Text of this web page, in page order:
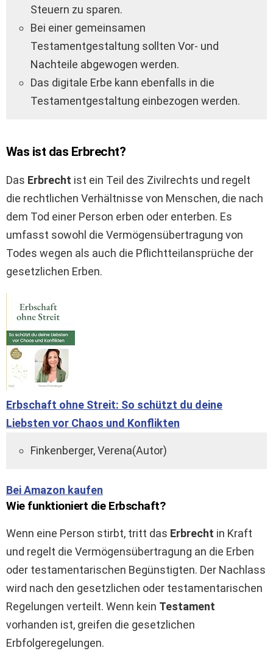
Steuern zu sparen.
Bei einer gemeinsamen
Testamentgestaltung sollten Vor- und
Nachteile abgewogen werden.
Das digitale Erbe kann ebenfalls in die
Testamentgestaltung einbezogen werden.
Was ist das Erbrecht?
Das Erbrecht ist ein Teil des Zivilrechts und regelt
die rechtlichen Verhältnisse von Menschen, die nach
dem Tod einer Person erben oder enterben. Es
umfasst sowohl die Vermögensübertragung von
Todes wegen als auch die Pflichtteilansprüche der
gesetzlichen Erben.
Erbschaft ohne Streit: So schützt du deine
Liebsten vor Chaos und Konflikten
Finkenberger, Verena(Autor)
Bei Amazon kaufen
Wie funktioniert die Erbschaft?
Wenn eine Person stirbt, tritt das Erbrecht in Kraft
und regelt die Vermögensübertragung an die Erben
oder testamentarischen Begünstigten. Der Nachlass
wird nach den gesetzlichen oder testamentarischen
Regelungen verteilt. Wenn kein Testament
vorhanden ist, greifen die gesetzlichen
Erbfolgeregelungen.